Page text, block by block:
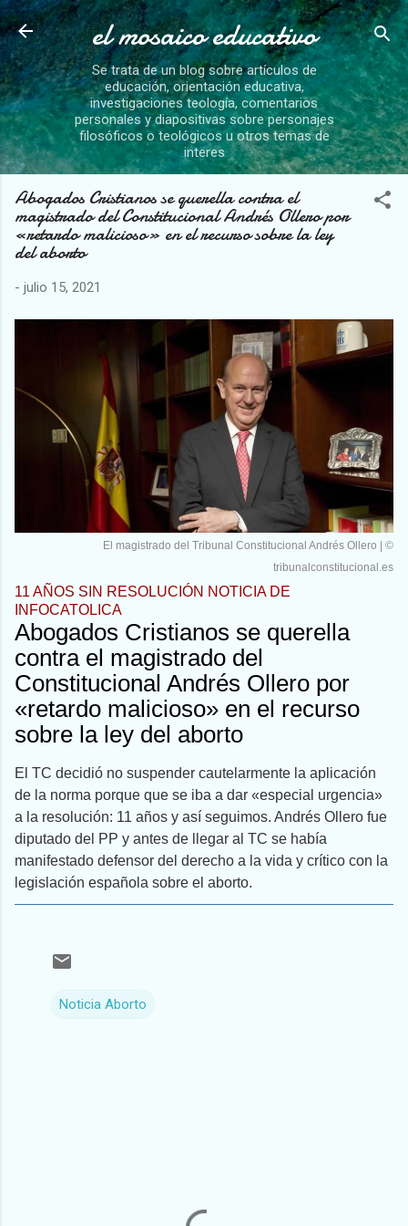
Ir al contenido principal
el mosaico educativo
Se trata de un blog sobre artículos de
educación, orientación educativa,
investigaciones teología, comentarios
personales y diapositivas sobre personajes
filosóficos o teológicos u otros temas de
interes
Abogados Cristianos se querella contra el
magistrado del Constitucional Andrés Ollero por
«retardo malicioso» en el recurso sobre la ley
del aborto
- julio 15, 2021
El magistrado del Tribunal Constitucional Andrés Ollero | ©
tribunalconstitucional.es
11 AÑOS SIN RESOLUCIÓN NOTICIA DE
INFOCATOLICA
Abogados Cristianos se querella
contra el magistrado del
Constitucional Andrés Ollero por
«retardo malicioso» en el recurso
sobre la ley del aborto
El TC decidió no suspender cautelarmente la aplicación
de la norma porque que se iba a dar «especial urgencia»
a la resolución: 11 años y así seguimos. Andrés Ollero fue
diputado del PP y antes de llegar al TC se había
manifestado defensor del derecho a la vida y crítico con la
legislación española sobre el aborto.
Noticia Aborto